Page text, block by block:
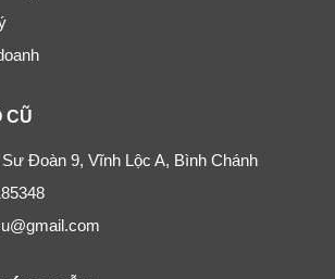
CŨ
Đoàn 9, Vĩnh Lộc A, Bình Chánh